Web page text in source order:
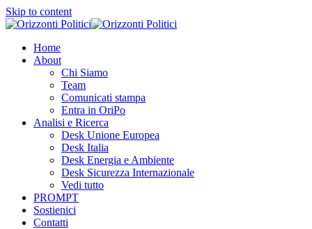
Skip to content
Home
About
Chi Siamo
Team
Comunicati stampa
Entra in OriPo
Analisi e Ricerca
Desk Unione Europea
Desk Italia
Desk Energia e Ambiente
Desk Sicurezza Internazionale
Vedi tutto
PROMPT
Sostienici
Contatti